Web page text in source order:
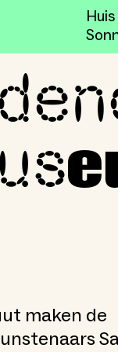
Huis
maken de